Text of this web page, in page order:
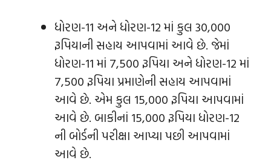
ધોરણ-11 અને ધોરણ-12 માં કુલ 30,000
રૂપિયાની સહાય આપવામાં આવે છે. જેમાં
ધોરણ-11 માં 7,500 રૂપિયા અને ધોરણ-12 માં
7,500 રૂપિયા પ્રમાણેની સહાય આપવામાં
આવે છે. એમ કુલ 15,000 રૂપિયા આપવામાં
આવે છે. બાકીનાં 15,000 રૂપિયા ધોરણ-12
ની બોર્ડની પરીક્ષા આપ્યા પછી આપવામાં
આવે છે.